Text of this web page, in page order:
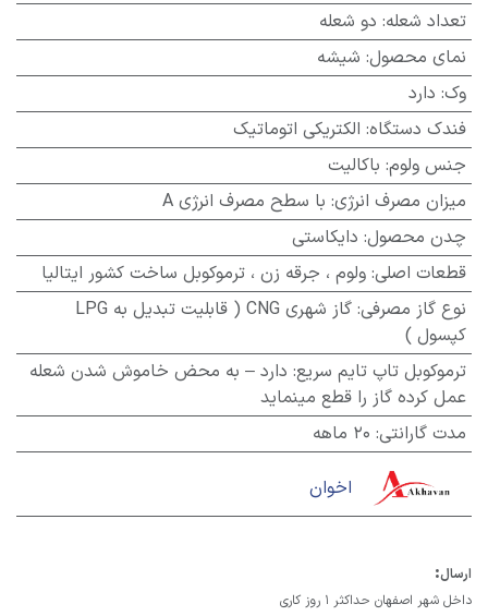
تعداد شعله: دو شعله
نمای محصول: شیشه
وک: دارد
فندک دستگاه: الکتریکی اتوماتیک
جنس ولوم: باکالیت
میزان مصرف انرژی: با سطح مصرف انرژی A
چدن محصول: دایکاستی
قطعات اصلی: ولوم ، جرقه زن ، ترموکوبل ساخت کشور ایتالیا
نوع گاز مصرفی:
گاز شهری CNG ( قابلیت تبدیل به LPG
کپسول )
ترموکوبل تاپ تایم سریع: دارد – به محض خاموش شدن شعله
عمل کرده گاز را قطع مینماید
مدت گارانتی: 20 ماهه
اخوان
ارسال:
داخل شهر اصفهان حداکثر 1 روز کاری